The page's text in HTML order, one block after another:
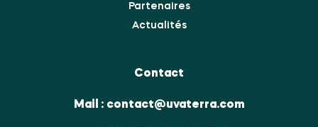
Partenaires
Actualités
Contact
Mail : contact@uvaterra.com